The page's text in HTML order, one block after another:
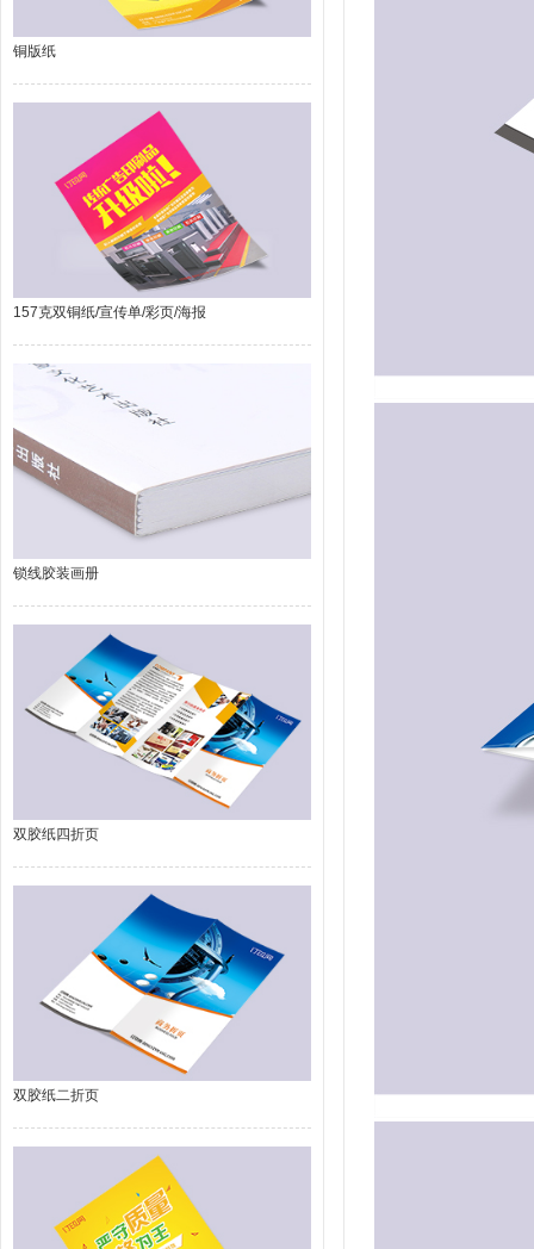
铜版纸
157克双铜纸/宣传单/彩页/海报
锁线胶装画册
双胶纸四折页
双胶纸二折页